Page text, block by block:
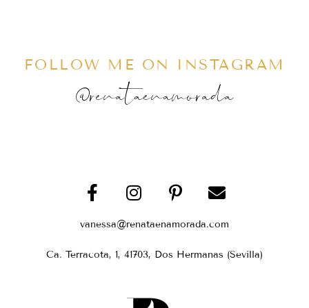
FOLLOW ME ON INSTAGRAM
@renataenamorada
vanessa@renataenamorada.com
Ca. Terracota, 1, 41703, Dos Hermanas (Sevilla)